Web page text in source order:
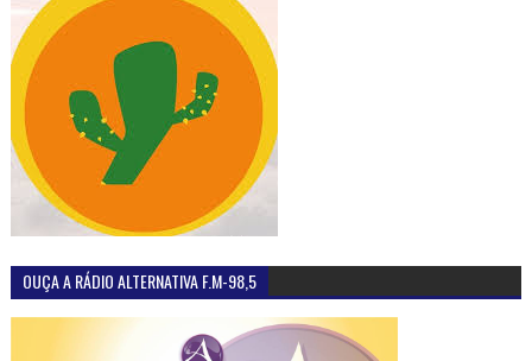
OUÇA A RÁDIO ALTERNATIVA F.M-98,5